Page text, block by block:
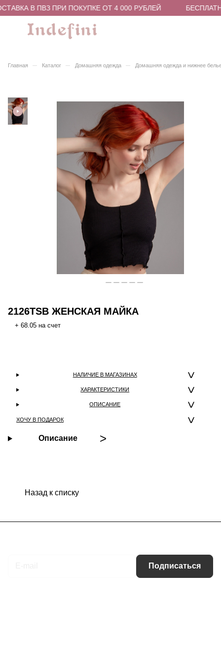
В ПВЗ ПРИ ПОКУПКЕ ОТ 4 000 РУБЛЕЙ
Главная – Каталог – Домашняя одежда – Домашняя одежда и нижнее
2126TSB ЖЕНСКАЯ МАЙКА
+ 68.05 на счет
НАЛИЧИЕ В МАГАЗИНАХ
ХАРАКТЕРИСТИКИ
ОПИСАНИЕ
ХОЧУ В ПОДАРОК
Описание
Назад к списку
Подписаться